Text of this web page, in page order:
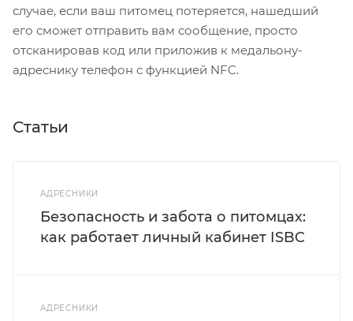
случае, если ваш питомец потеряется, нашедший
его сможет отправить вам сообщение, просто
отсканировав код или приложив к медальону-
адреснику телефон с функцией NFC.
Статьи
АДРЕСНИКИ
Безопасность и забота о питомцах:
как работает личный кабинет ISBC
АДРЕСНИКИ